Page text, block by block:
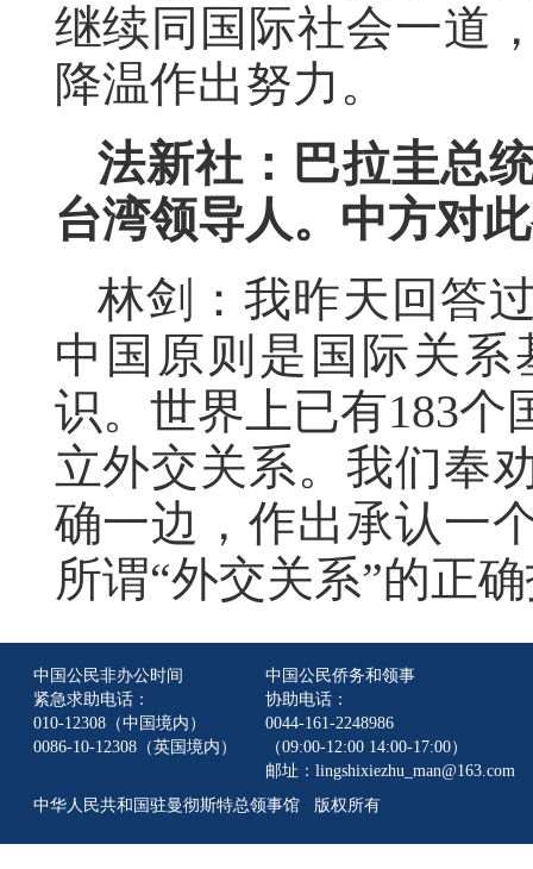
继续同国际社会一道
降温作出努力。
法新社：巴拉圭总
台湾领导人。中方对
林剑：我昨天回答
中国原则是国际关
识。世界上已有183个
立外交关系。我们奉
确一边，作出承认一
所谓“外交关系”的正
中国公民非办公时间
紧急求助电话：
010-12308（中国境内）
0086-10-12308（英国境内）
中国公民侨务和领事
协助电话：
0044-161-2248986
（09:00-12:00 14:00-17:00）
邮址：lingshixiezhu_man@163.com
中华人民共和国驻曼彻斯特总领事馆 版权所有